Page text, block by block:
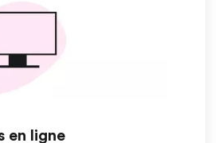
en ligne